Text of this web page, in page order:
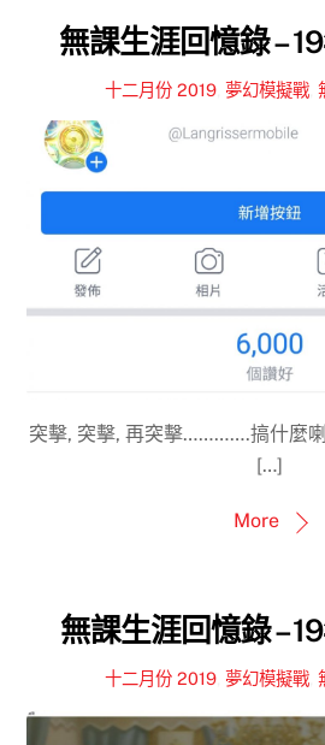
無課生涯回憶錄 –
十二月份 2019, 夢幻模擬戰,
突擊, 突擊, 再突擊………….搞什麼
[…]
More
無課生涯回憶錄 –
十二月份 2019, 夢幻模擬戰,